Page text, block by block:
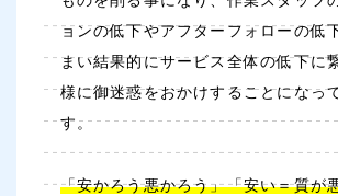
ョンの低下やアフターフォローの低
まい結果的にサービス全体の低下に
様に御迷惑をおかけすることになっ
す。
「安かろう悪かろう」「安い＝質が